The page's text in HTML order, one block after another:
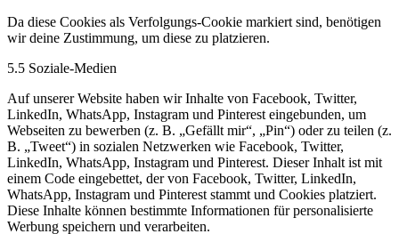
Da diese Cookies als Verfolgungs-Cookie markiert sind, benötigen
wir deine Zustimmung, um diese zu platzieren.
5.5 Soziale-Medien
Auf unserer Website haben wir Inhalte von Facebook, Twitter,
LinkedIn, WhatsApp, Instagram und Pinterest eingebunden, um
Webseiten zu bewerben (z. B. „Gefällt mir“, „Pin“) oder zu teilen (z.
B. „Tweet“) in sozialen Netzwerken wie Facebook, Twitter,
LinkedIn, WhatsApp, Instagram und Pinterest. Dieser Inhalt ist mit
einem Code eingebettet, der von Facebook, Twitter, LinkedIn,
WhatsApp, Instagram und Pinterest stammt und Cookies platziert.
Diese Inhalte können bestimmte Informationen für personalisierte
Werbung speichern und verarbeiten.